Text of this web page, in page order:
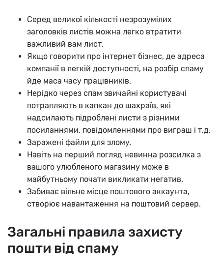
Серед великої кількості незрозумілих
заголовків листів можна легко втратити
важливий вам лист.
Якщо говорити про інтернет бізнес, де адреса
компанії в легкій доступності, на розбір спаму
йде маса часу працівників.
Нерідко через спам звичайні користувачі
потрапляють в капкан до шахраїв, які
надсилають підроблені листи з різними
посиланнями, повідомленнями про виграш і т.д.
Заражені файли для злому.
Навіть на перший погляд невинна розсилка з
вашого улюбленого магазину може в
майбутньому почати викликати негатив.
Забиває вільне місце поштового аккаунта,
створює навантаження на поштовий сервер.
Загальні правила захисту
пошти від спаму